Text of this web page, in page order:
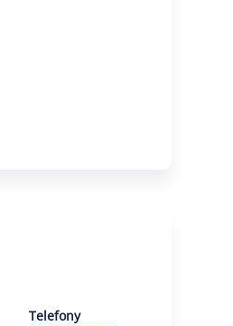
Telefony